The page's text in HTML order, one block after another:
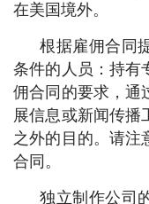
在美国境外。
根据雇佣合同
条件的人员：持有
佣合同的要求，通
展信息或新闻传播
之外的目的。请注
合同。
独立制作公司